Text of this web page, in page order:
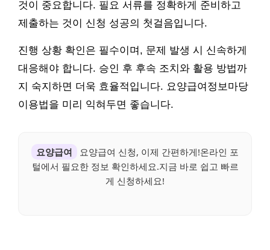
것이 중요합니다. 필요 서류를 정확하게 준비하고
제출하는 것이 신청 성공의 첫걸음입니다.
진행 상황 확인은 필수이며, 문제 발생 시 신속하게
대응해야 합니다. 승인 후 후속 조치와 활용 방법까
지 숙지하면 더욱 효율적입니다. 요양급여정보마당
이용법을 미리 익혀두면 좋습니다.
요양급여
요양급여 신청, 이제 간편하게!온라인 포
털에서 필요한 정보 확인하세요.지금 바로 쉽고 빠르
게 신청하세요!